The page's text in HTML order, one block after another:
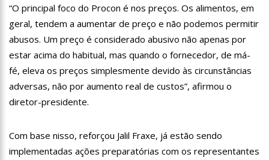
10:06 Populares expulsam equipe da Amazonas Energia que
tentava instalar novos medidores em Manaus
Bolsonaro vai retornar a Manaus na segunda quinzena de
Junho, afirma Menezes
22:10
PRÉ-CANDIDATURA – ‘Vamos mostrar nossa força’, diz Arthur
ao ser ovacionado em festa popular
14:41 Mais de 50 unidades de saúde da Prefeitura ofertam vacina
contra a Covid-19 nesta semana em Manaus
11:55 Enem só em 2022, tem 3,3 milhões de inscrições confirmadas
no Brasil
“O principal foco do Procon é nos preços. Os alimentos, em
geral, tendem a aumentar de preço e não podemos permitir
abusos. Um preço é considerado abusivo não apenas por
estar acima do habitual, mas quando o fornecedor, de má-
fé, eleva os preços simplesmente devido às circunstâncias
adversas, não por aumento real de custos”, afirmou o
diretor-presidente.
Com base nisso, reforçou Jalil Fraxe, já estão sendo
implementadas ações preparatórias com os representantes